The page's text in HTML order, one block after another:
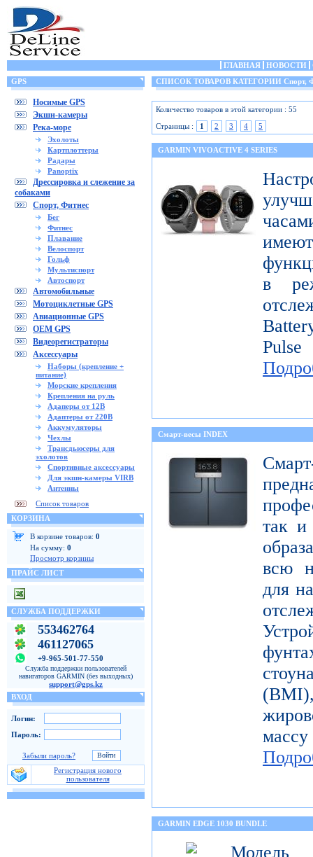
ГЛАВНАЯ НОВОСТИ
GPS
Носимые GPS
Экшн-камеры
Река-море
Эхолоты
Картплоттеры
Радары
Panoptix
Дрессировка и слежение за
собаками
Спорт, Фитнес
Бег
Фитнес
Плавание
Велоспорт
Гольф
Мультиспорт
Автоспорт
Автомобильные
Мотоциклетные GPS
Авиационные GPS
OEM GPS
Видеорегистраторы
Аксессуары
Наборы (крепление +
питание)
Морские крепления
Крепления на руль
Адаперы от 12В
Адаптеры от 220В
Аккумуляторы
Чехлы
Трансдьюсеры для
эхолотов
Спортивные аксессуары
Для экшн-камеры VIRB
Антенны
Список товаров
КОРЗИНА
В корзине товаров: 0
На сумму: 0
Просмотр корзины
ПРАЙС ЛИСТ
СЛУЖБА ПОДДЕРЖКИ
553462764
461127065
+9-965-501-77-550
Служба поддержки пользователей
навигаторов GARMIN (без выходных)
support@gps.kz
ВХОД
Логин:
Пароль:
Забыли пароль?
Регистрация нового
пользователя
СПИСОК ТОВАРОВ КАТЕГОРИИ Спорт,
Количество товаров в этой категории : 55
Страницы :
1 2 3 4 5
GARMIN VIVOACTIVE 4 SERIES
в
Смарт-весы INDEX
так и
всю
для
GARMIN EDGE 1030 BUNDLE
Модель